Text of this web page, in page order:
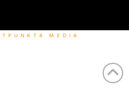
7PUNKT8 MEDIA